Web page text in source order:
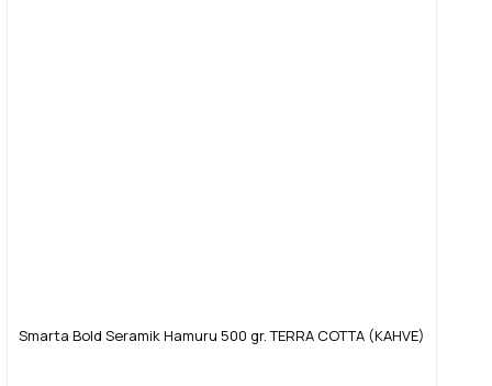
Smarta Bold Seramik Hamuru 500 gr. TERRA COTTA (KAHVE)